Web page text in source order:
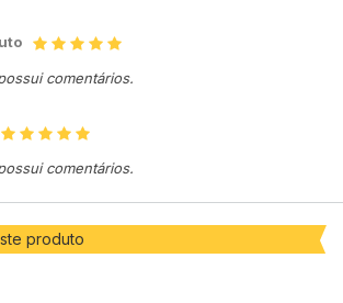
comentários.
comentários.
produto